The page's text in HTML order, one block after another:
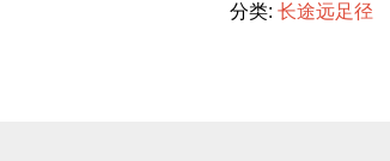
分类: 长途远足径